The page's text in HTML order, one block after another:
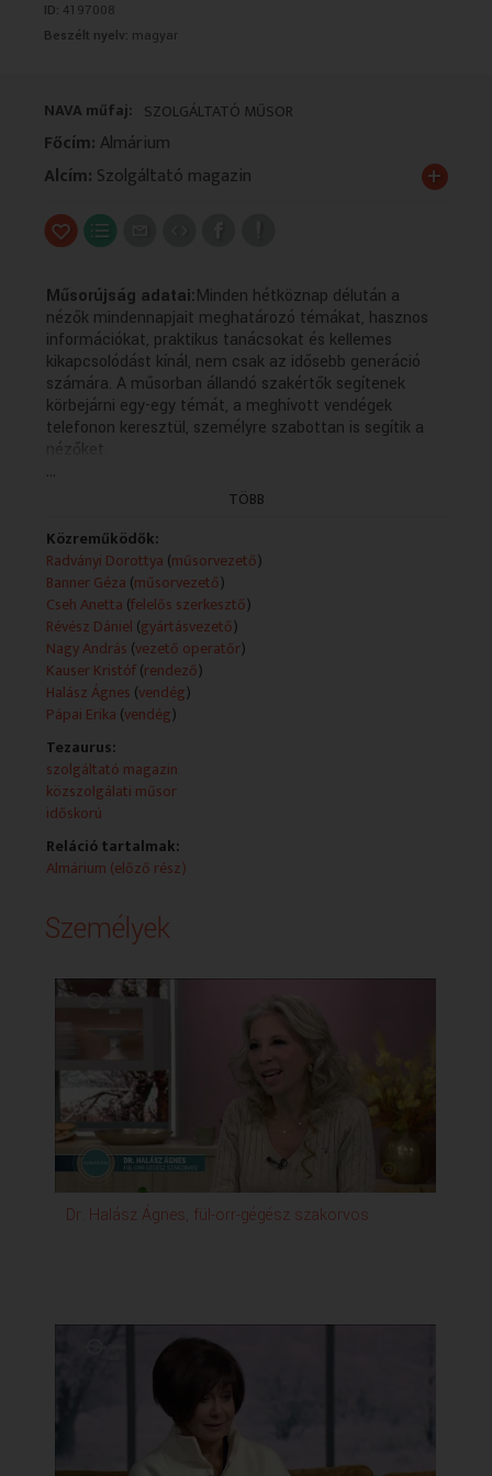
ID: 4197008
Beszélt nyelv: magyar
NAVA műfaj: SZOLGÁLTATÓ MŰSOR
Főcím:Almárium
Alcím: Szolgáltató magazin +
Műsorújság adatai:Minden hétköznap délután a
nézők mindennapjait meghatározó témákat, hasznos
információkat, praktikus tanácsokat és kellemes
kikapcsolódást kínál, nem csak az idősebb generáció
számára. A műsorban állandó szakértők segítenek
körbejárni egy-egy témát, a meghívott vendégek
telefonon keresztül, személyre szabottan is segítik a
nézőket.
Technikai leírás:
A műsorszolgáltatói információk forrása az automata
Műsorszolgáltatói ismertető:
- Köszöntjük az Almárium kedves nézőit, akik most már
a 2. részt látják, és nagyon sokan telefonáltak dr.
Halász Halász Ágnes fül-orr-gégésznek, nem véletlenül,
mert még mindig fújjuk egy kicsit az orrunkat, sokan
légúti megbetegedésekben szenvednek, úgyhogy
hamarosan a doktornő válaszol majd a kérdésekre.
remek film is készült belőle, de még Pápai Erika
színművészt várjuk majd ide, hiszen ő látható ebben a
darabban...
...
TÖBB
Közreműködők:
Radványi Dorottya (műsorvezető)
Banner Géza (műsorvezető)
Cseh Anetta (felelős szerkesztő)
Révész Dániel (gyártásvezető)
Nagy András (vezető operatőr)
Kauser Kristóf(rendező)
Halász Ágnes (vendég)
Pápai Erika (vendég)
Tezaurus:
szolgáltató magazin
közszolgálati műsor
időskorú
Reláció tartalmak:
Almárium (előző rész)
Személyek
Dr. Halász Ágnes, fül-orr-gégész szakorvos